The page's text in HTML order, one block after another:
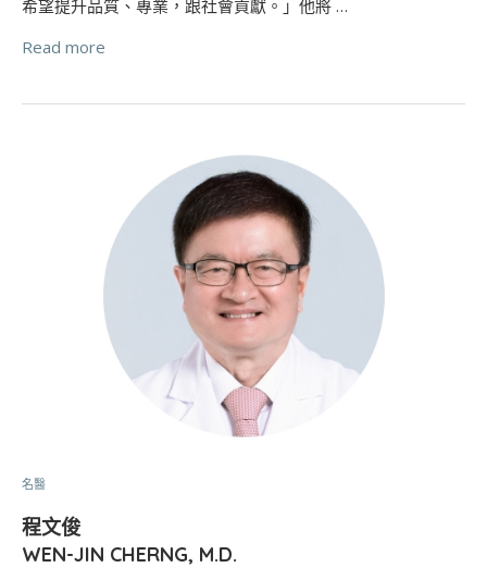
希望提升品質、專業，跟社會貢獻。」他將 …
Read more
名醫
程文俊
WEN-JIN CHERNG, M.D.